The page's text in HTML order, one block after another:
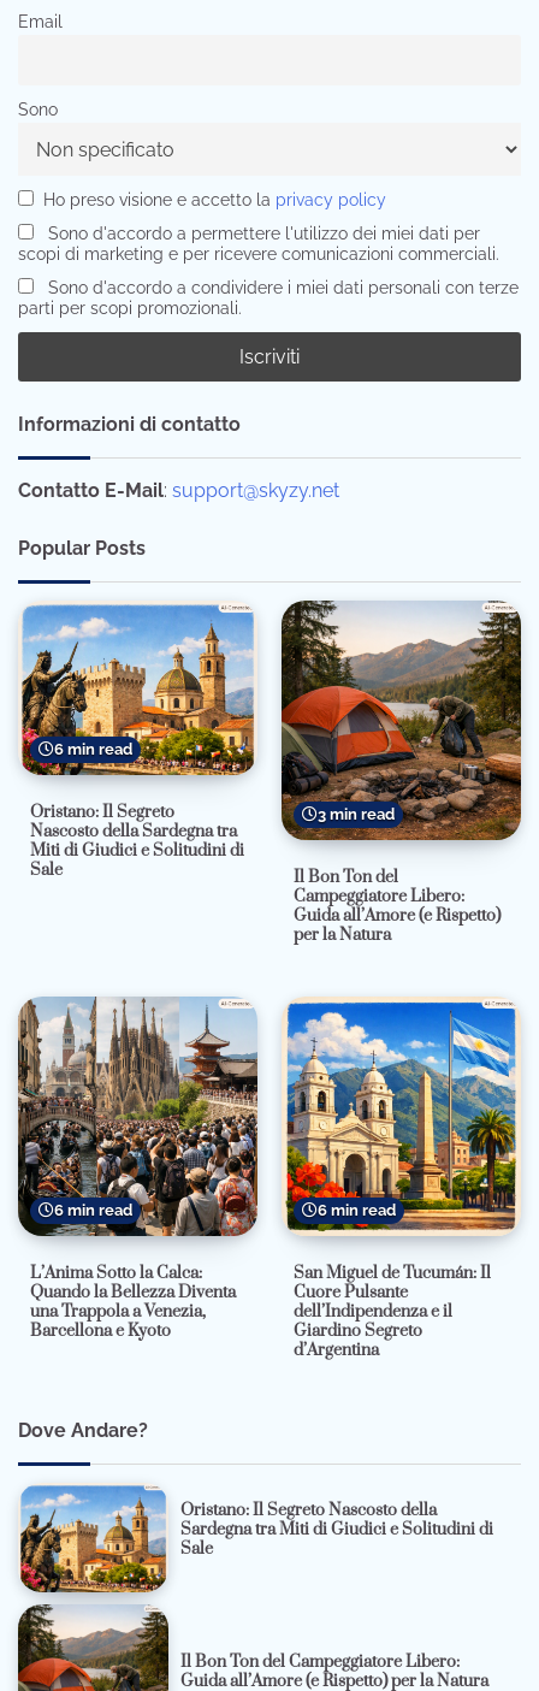
Email
Sono
Ho preso visione e accetto la privacy policy
Sono d'accordo a permettere l'utilizzo dei miei dati per
scopi di marketing e per ricevere comunicazioni commerciali.
Sono d'accordo a condividere i miei dati personali con terze
parti per scopi promozionali.
Informazioni di contatto
Contatto E-Mail: support@skyzy.net
Popular Posts
6 min read
Oristano: Il Segreto
Nascosto della Sardegna tra
Miti di Giudici e Solitudini di
Sale
3 min read
Il Bon Ton del
Campeggiatore Libero:
Guida all’Amore (e Rispetto)
per la Natura
6 min read
L’Anima Sotto la Calca:
Quando la Bellezza Diventa
una Trappola a Venezia,
Barcellona e Kyoto
6 min read
San Miguel de Tucumán: Il
Cuore Pulsante
dell’Indipendenza e il
Giardino Segreto
d’Argentina
Dove Andare?
Oristano: Il Segreto Nascosto della
Sardegna tra Miti di Giudici e Solitudini di
Sale
Il Bon Ton del Campeggiatore Libero:
Guida all’Amore (e Rispetto) per la Natura